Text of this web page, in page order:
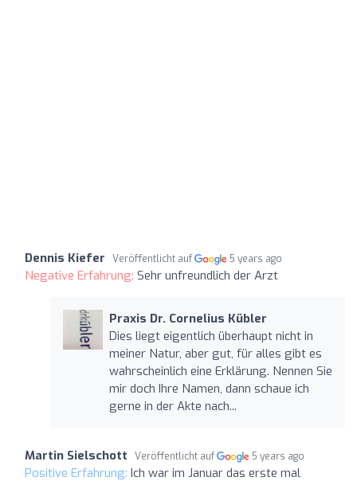
Dennis Kiefer Veröffentlicht auf 5 years ago
Negative Erfahrung: Sehr unfreundlich der Arzt
Praxis Dr. Cornelius Kübler
Dies liegt eigentlich überhaupt nicht in
meiner Natur, aber gut, für alles gibt es
wahrscheinlich eine Erklärung. Nennen Sie
mir doch Ihre Namen, dann schaue ich
gerne in der Akte nach...
Martin Sielschott Veröffentlicht auf 5 years ago
Positive Erfahrung: Ich war im Januar das erste mal